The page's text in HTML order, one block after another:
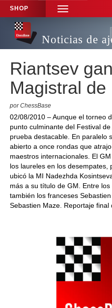
SHOP
TOGGLE
NAVIGATION
Noticias de
Riantsev
Magistral de
por ChessBase
02/08/2010 – Aunque el torneo
punto culminante del Festival
prueba destacable. En paralelo
abierto a once rondas que
maestros internacionales. El
los laureles en los desempates,
ubicó la MI Nadezhda
más a su título de GM. Entre
también los franceses
Sebastien Maze. Reportaje final